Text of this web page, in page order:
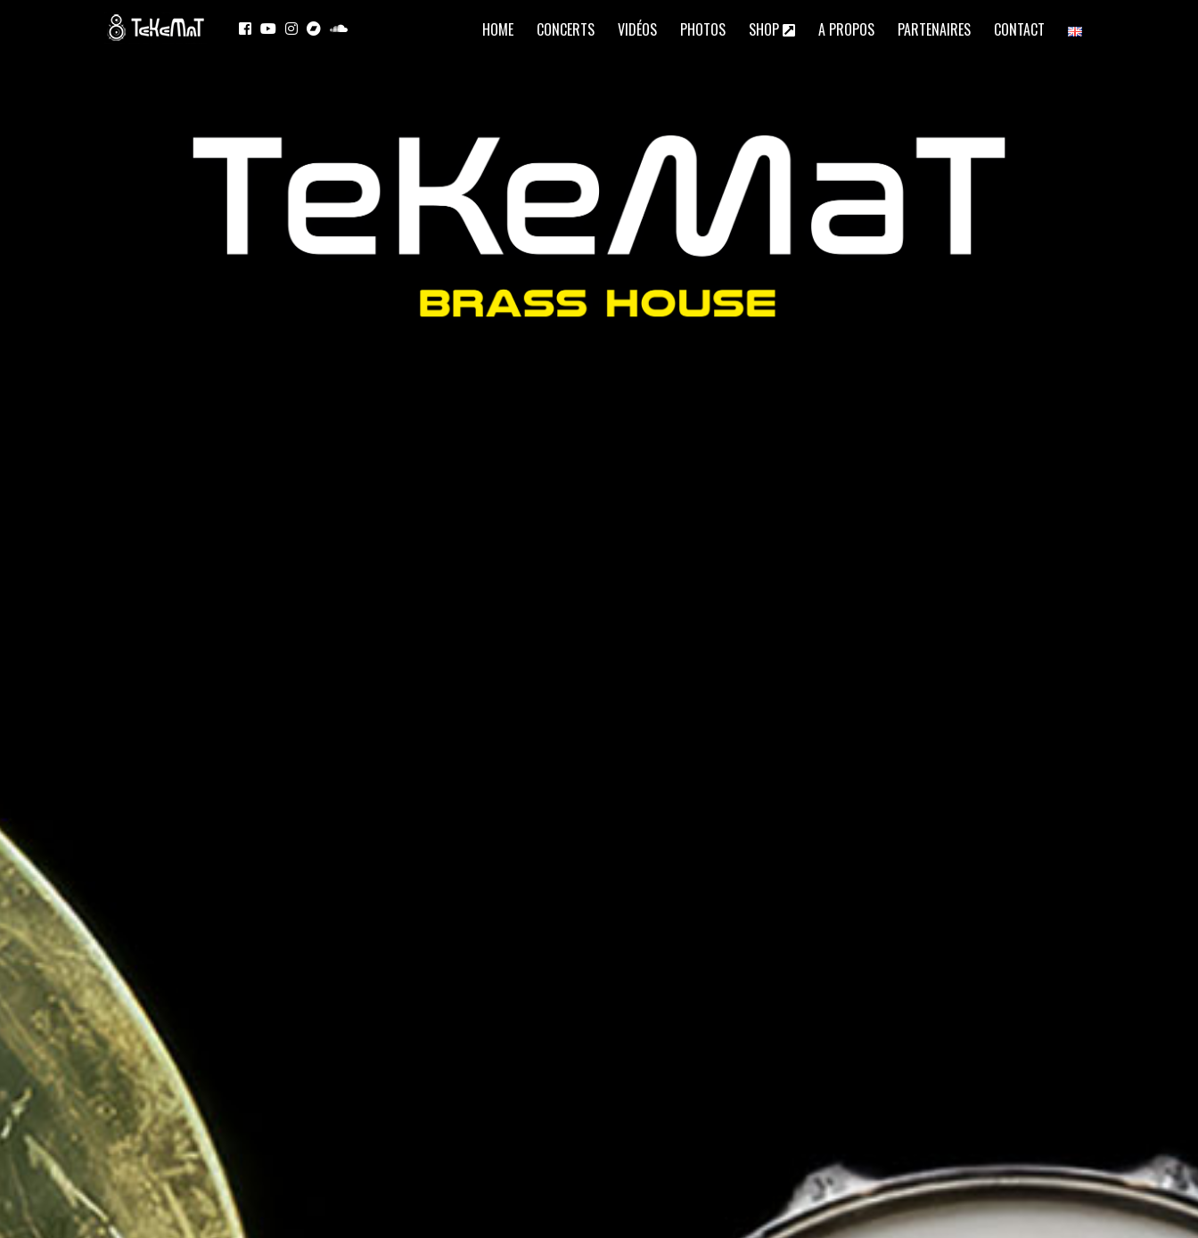
HOME CONCERTS VIDÉOS PHOTOS SHOP A PROPOS PARTENAIRES CONTACT